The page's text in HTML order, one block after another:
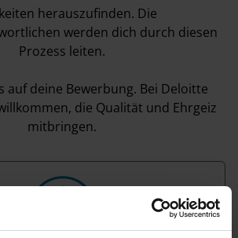
herauszufinden. Die
werden dich durch diesen
Prozess leiten.
auf deine Bewerbung. Bei Deloitte
die Qualität und Ehrgeiz
mitbringen.